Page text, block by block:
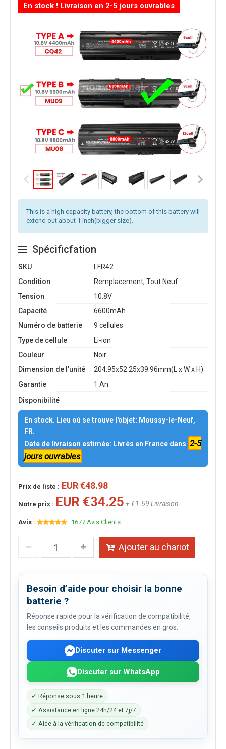
En stock ! Livraison en 2-5 jours ouvrables
This is a high capacity battery, the bottom of this battery will
extend out about 1 inch(bigger size).
Spécificfation
SKU
LFR42
Condition
Remplacement, Tout Neuf
Tension
10.8V
Capacité
6600mAh
Numéro de batterie
9 cellules
Type de cellule
Li-ion
Couleur
Noir
Dimension de l'unité
204.95x52.25x39.96mm(L x W x H)
Garantie
1 An
Disponibilité
En stock. Lieu où se trouve l'objet: Moussy-le-Neuf,
FR.
Date de livraison estimée: Livrés en France dans 2-5
jours ouvrables
Prix de liste :EUR €48.98
Notre prix : EUR €34.25 + €1.59 Livraison
Avis : 1677 Avis Clients
Ajouter au chariot
Besoin d’aide pour choisir la bonne
batterie ?
Réponse rapide pour la vérification de compatibilité,
les conseils produits et les commandes en gros.
Discuter sur Messenger
Discuter sur WhatsApp
✓ Réponse sous 1 heure
✓ Assistance en ligne 24h/24 et 7j/7
✓ Aide à la vérification de compatibilité